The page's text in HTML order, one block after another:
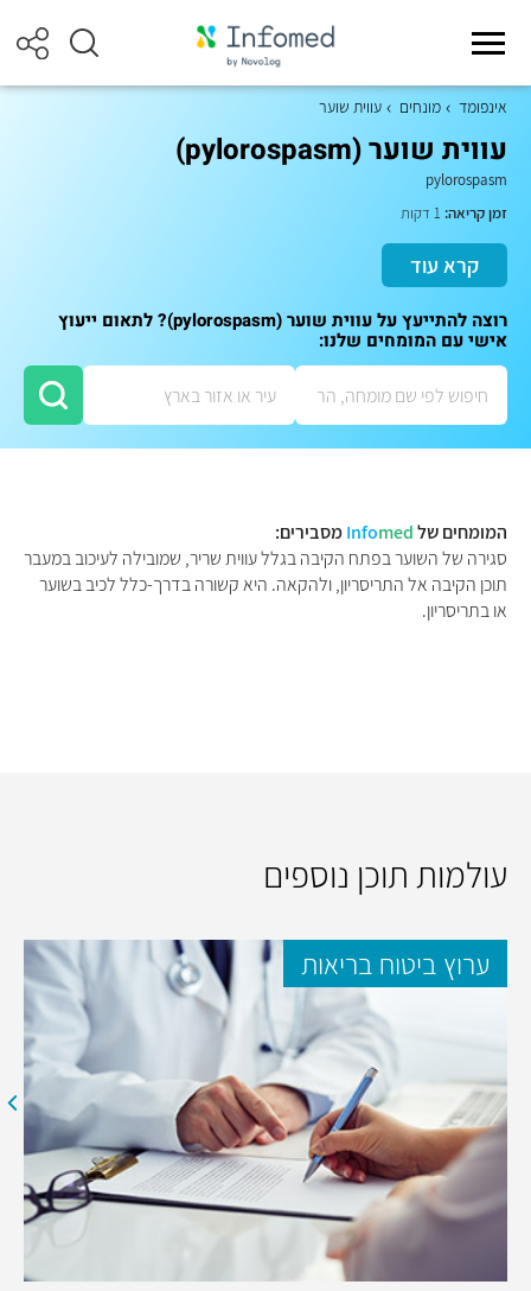
אינפומד מונחים עווית שוער
עווית שוער (pylorospasm)
pylorospasm
זמן קריאה:
קרא עוד
רוצה להתייעץ על עווית שוער (pylorospasm)? לתאום ייעוץ
אישי עם המומחים שלנו:
המומחים של Infomed
מסבירים:
סגירה של השוער בפתח הקיבה בגלל עווית שריר, שמובילה לעיכוב במעבר
תוכן הקיבה אל התריסריון, ולהקאה. היא קשורה בדרך-כלל לכיב בשוער
או בתריסריון.
עולמות תוכן נוספים
ערוץ ביטוח בריאות